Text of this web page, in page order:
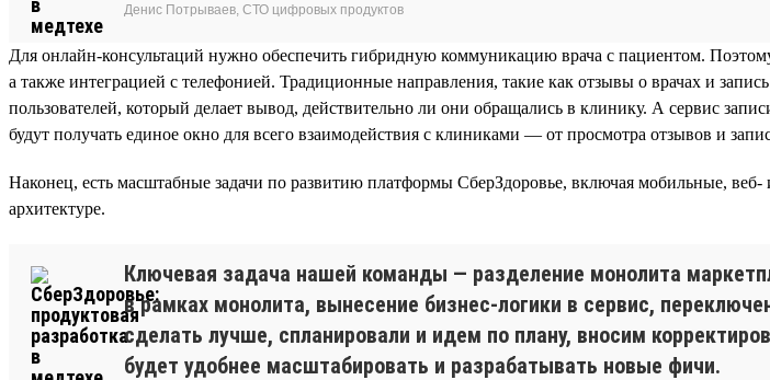
Денис Потрываев, СТО цифровых продуктов
Для онлайн-консультаций нужно обеспечить гибридную коммуникацию врача с пациентом.
а также интеграцией с телефонией. Традиционные направления, такие как отзывы о врачах и
пользователей, который делает вывод, действительно ли они обращались в клинику. А сервис
будут получать единое окно для всего взаимодействия с клиниками — от просмотра отзывов и
Наконец, есть масштабные задачи по развитию платформы СберЗдоровье, включая мобильные,
архитектуре.
Ключевая задача нашей команды — разделение монолита
в рамках монолита, вынесение бизнес-логики в сервис,
сделать лучше, спланировали и идем по плану, вносим
будет удобнее масштабировать и разрабатывать новые фичи.